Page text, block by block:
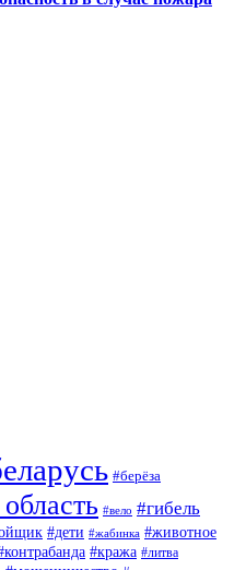
#берёза
#вело #гибель
#дети #жабинка #животное
#кража #литва